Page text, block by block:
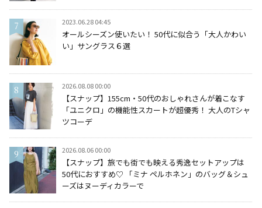
2023.06.28 04:45
オールシーズン使いたい！ 50代に似合う「大人かわい
い」サングラス６選
2026.08.08 00:00
【スナップ】155cm・50代のおしゃれさんが着こなす
「ユニクロ」の機能性スカートが超優秀！ 大人のTシャ
ツコーデ
2026.08.06 00:00
【スナップ】旅でも街でも映える秀逸セットアップは
50代におすすめ♡ 「ミナ ペルホネン」のバッグ＆シュ
ーズはヌーディカラーで